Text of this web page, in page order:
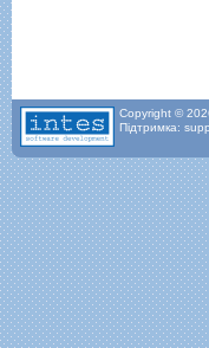
Copyright ©
Підтримка: